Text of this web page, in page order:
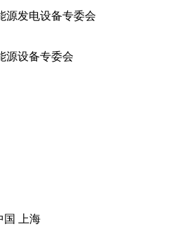
发电设备专委会
设备专委会
上海